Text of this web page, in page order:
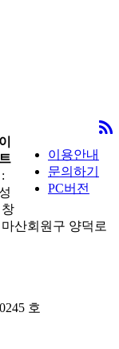
이용안내
문의하기
PC버전
산회원구 양덕로
호